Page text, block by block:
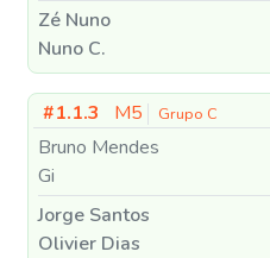
Zé Nuno
Nuno C.
#1.1.3 M5 Grupo C
Bruno Mendes
Gi
Jorge Santos
Olivier Dias